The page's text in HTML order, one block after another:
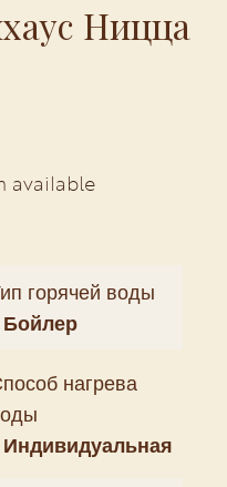
Ницца
available
горячей воды
Бойлер
нагрева
Индивидуальная